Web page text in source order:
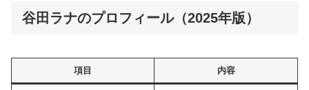
谷田ラナのプロフィール（2025年版）
項目 内容